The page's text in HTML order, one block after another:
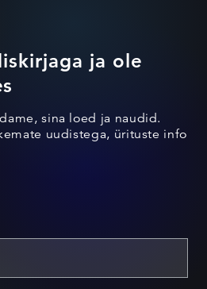
ja ole
sina loed ja naudid.
uudistega, ürituste info